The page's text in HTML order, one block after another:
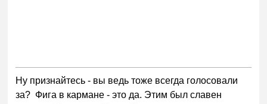
Ну признайтесь - вы ведь тоже всегда голосовали
за? Фига в кармане - это да. Этим был славен